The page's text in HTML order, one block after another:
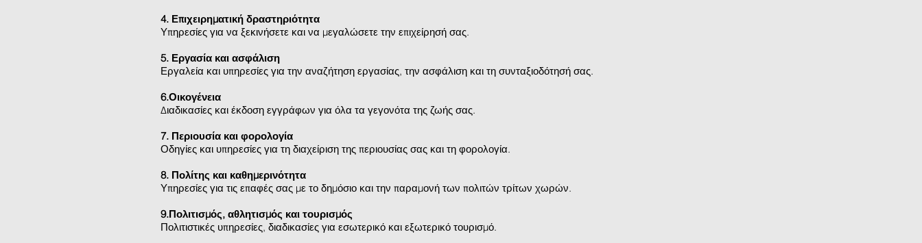
4. Επιχειρηματική δραστηριότητα
Υπηρεσίες για να ξεκινήσετε και να μεγαλώσετε την επιχείρησή σας.
5. Εργασία και ασφάλιση
Εργαλεία και υπηρεσίες για την αναζήτηση εργασίας, την ασφάλιση και τη συνταξιοδότησή σας.
6.Οικογένεια
Διαδικασίες και έκδοση εγγράφων για όλα τα γεγονότα της ζωής σας.
7. Περιουσία και φορολογία
Οδηγίες και υπηρεσίες για τη διαχείριση της περιουσίας σας και τη φορολογία.
8. Πολίτης και καθημερινότητα
Υπηρεσίες για τις επαφές σας με το δημόσιο και την παραμονή των πολιτών τρίτων χωρών.
9.Πολιτισμός, αθλητισμός και τουρισμός
Πολιτιστικές υπηρεσίες, διαδικασίες για εσωτερικό και εξωτερικό τουρισμό.